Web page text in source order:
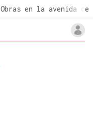
Obras en la avenida de